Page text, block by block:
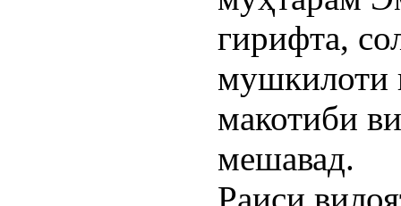
гирифта,
мушкилоти
макотиби
мешавад.
Раиси